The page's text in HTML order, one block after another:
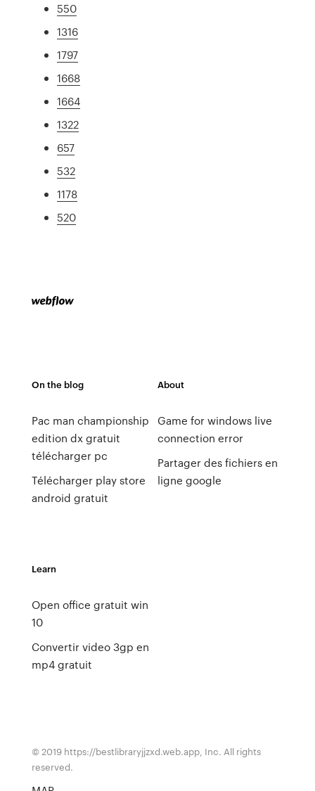
550
1316
1797
1668
1664
1322
657
532
1178
520
On the blog
Pac man championship
edition dx gratuit
télécharger pc
Télécharger play store
android gratuit
About
Game for windows live
connection error
Partager des fichiers en
ligne google
Learn
Open office gratuit win
10
Convertir video 3gp en
mp4 gratuit
© 2019 https://bestlibraryjjzxd.web.app, Inc. All rights
reserved.